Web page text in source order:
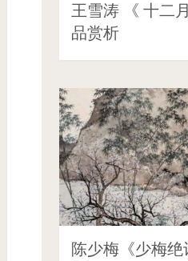
王雪涛 《 十二
品赏析
陈少梅《少梅